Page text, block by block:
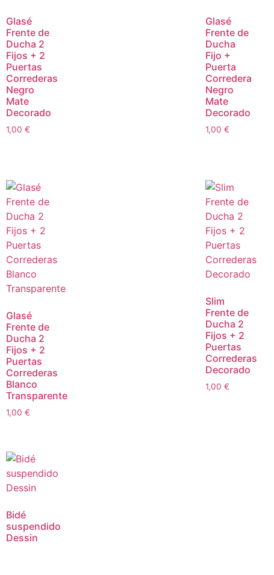
Glasé
Frente de
Ducha 2
Fijos + 2
Puertas
Correderas
Negro
Mate
Decorado
1,00 €
Glasé
Frente de
Ducha
Fijo +
Puerta
Corredera
Negro
Mate
Decorado
1,00 €
Glasé
Frente de
Ducha 2
Fijos + 2
Puertas
Correderas
Blanco
Transparente
1,00 €
Slim
Frente de
Ducha 2
Fijos + 2
Puertas
Correderas
Decorado
1,00 €
Bidé
suspendido
Dessin